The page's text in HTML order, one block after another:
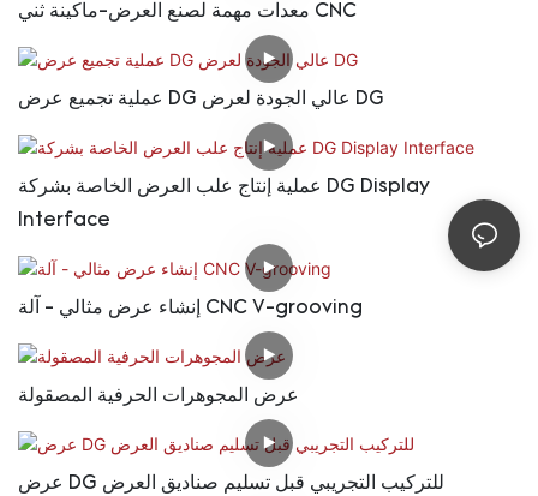
معدات مهمة لصنع العرض-ماكينة ثني CNC
عملية تجميع عرض DG عالي الجودة لعرض DG
عملية إنتاج علب العرض الخاصة بشركة DG Display
Interface
إنشاء عرض مثالي - آلة CNC V-grooving
عرض المجوهرات الحرفية المصقولة
عرض DG للتركيب التجريبي قبل تسليم صناديق العرض